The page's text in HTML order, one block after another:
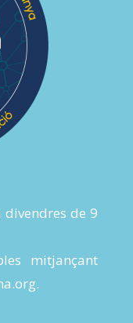
de 9
mitjançant
.